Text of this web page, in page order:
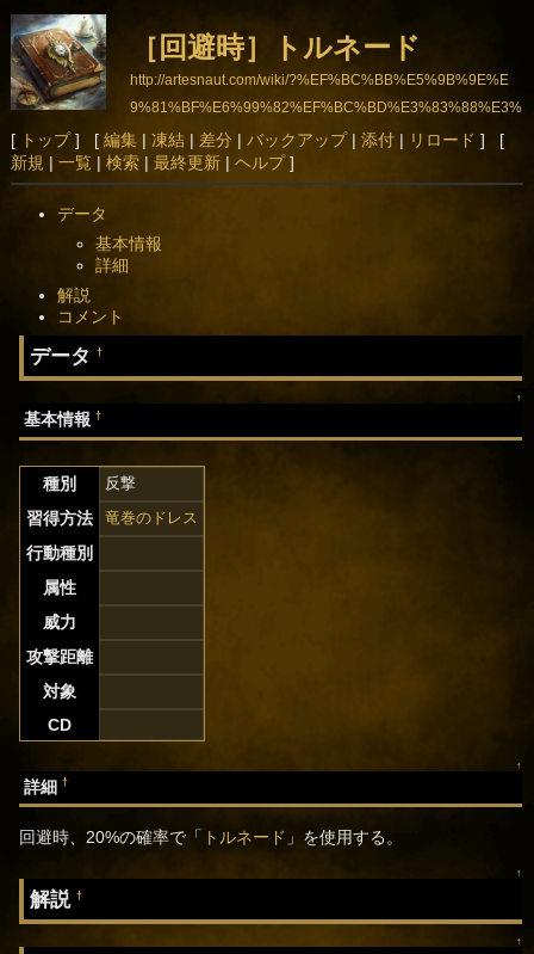
［回避時］トルネード
http://artesnaut.com/wiki/?%EF%BC%BB%E5%9B%9E%E
9%81%BF%E6%99%82%EF%BC%BD%E3%83%88%E3%
83%AB%E3%83%8D%E3%83%BC%E3%83%89
[ トップ] [ 編集| 凍結| 差分 | バックアップ| 添付| リロード ] [
新規 | 一覧 | 検索| 最終更新| ヘルプ]
データ
基本情報
詳細
解説
コメント
データ†
↑
基本情報†
種別 反撃
習得方法 竜巻のドレス
行動種別
属性
威力
攻撃距離
対象
CD
↑
詳細†
回避時、20%の確率で「 トルネード 」を使用する。
↑
解説†
↑